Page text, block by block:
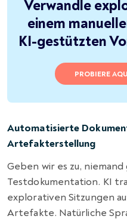
Verwandle
einem
KI-gestützten
PROBIERE
Automatisierte
Artefakterstellung
Geben wir es zu,
Testdokumentation. KI
explorativen Sitzungen
Artefakte. Natürliche